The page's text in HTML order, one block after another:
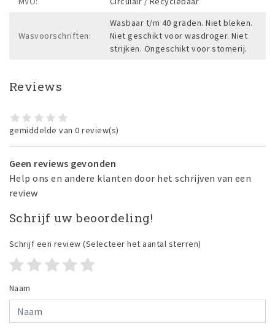
Wasvoorschriften:
Wasbaar t/m 40 graden. Niet bleken.
Niet geschikt voor wasdroger. Niet
strijken. Ongeschikt voor stomerij.
Reviews
gemiddelde van 0 review(s)
Geen reviews gevonden
Help ons en andere klanten door het schrijven van een
review
Schrijf uw beoordeling!
Schrijf een review (Selecteer het aantal sterren)
Naam